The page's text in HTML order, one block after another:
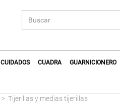
CUIDADOS CUADRA GUARNICIONERO
> Tijerillas y medias tijerillas